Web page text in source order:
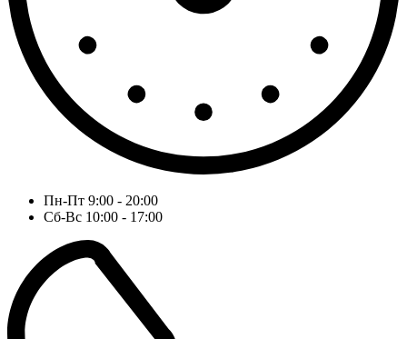
Пн-Пт 9:00 - 20:00
Сб-Вс 10:00 - 17:00